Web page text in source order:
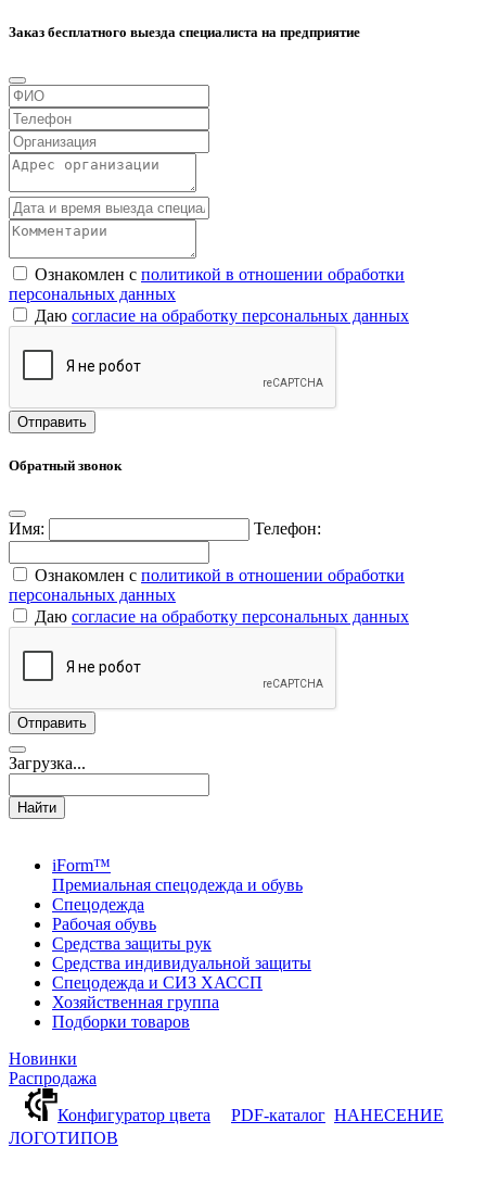
Заказ бесплатного выезда специалиста на предприятие
Ознакомлен с политикой в отношении обработки
персональных данных
Даю согласие на обработку персональных данных
Обратный звонок
Имя: Телефон:
Ознакомлен с политикой в отношении обработки
персональных данных
Даю согласие на обработку персональных данных
Загрузка...
Найти
iForm™
Премиальная спецодежда и обувь
Спецодежда
Рабочая обувь
Средства защиты рук
Средства индивидуальной защиты
Спецодежда и СИЗ ХАССП
Хозяйственная группа
Подборки товаров
Новинки
Распродажа
Конфигуратор цвета
PDF-каталог НАНЕСЕНИЕ
ЛОГОТИПОВ